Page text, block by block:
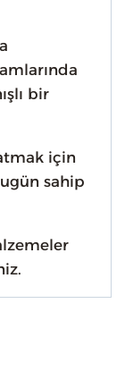
bir
için
sahip